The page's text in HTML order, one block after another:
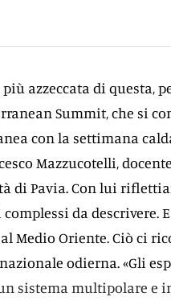
azzeccata di questa,
Summit, che si
con la settimana
Mazzucotelli,
di Pavia. Con lui
da descrivere.
Medio Oriente. Ciò ci
odierna. «Gli
sistema multipolare e